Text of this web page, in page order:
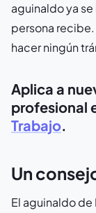
aguinaldo ya
persona
hacer ningún
Aplica a
profesional
Trabajo.
Un
El aguinaldo de